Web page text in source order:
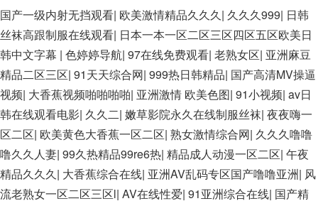
欧美3级网站 一区二区亚洲AV 精品九九九三级片 亚洲姑娘按摩
一级视频 女人叉开让人桶视频在线看 久久精品黄色国产 欧美一
级日韩精品一在线 亚洲成人网站在线视频播放 粉嫩视频免费在
线播放 欧美黄片免费视频在线 最新亚洲aV网站在线观看 日本强
暴一区 国产熟人AV一二三区 观看性高潮在线播放网站 日本人
妻交换偷拍视频 国产激情免费网站 久久一日黄色电影 精品人妻
无码一区二区三区狼群 一级二级久久久久 国产乱淫视频久久久
久 久久黄色AV网站 久久亚洲A片COM人成A 日韩在线中文字幕
91 肏屄啪啪五月 一级a爱无码 亚洲激情自拍偷拍-国产... 亚洲啪
啪综合av一区 亚洲成人噜噜噜噜噜 ,91精品国产91久久久久久
国产一级内射无挡观看| 欧美激情精品久久久| 久久久999| 日韩
丝袜高跟制服在线观看| 日本一本一区二区三区四区五区欧美日
韩中文字幕 | 色婷婷导航| 97在线免费观看| 老熟女区| 亚洲麻豆
精品二区三区| 91天天综合网| 999热日韩精品| 国产高清MV操逼
视频| 大香蕉视频啪啪啪啪| 亚洲激情 欧美色图| 91小视频| av日
韩在线观看电影| 久久二| 嫩草影院永久在线制服丝袜| 夜夜嗨一
区二区| 欧美黄色大香蕉一区二区| 熟女激情综合网| 久久久噜噜
噜久久人妻| 99久热精品99re6热| 精品成人动漫一区二区| 午夜
精品久久久| 大香蕉综合在线| 亚洲AV乱码专区国产噜噜亚洲| 风
流老熟女一区二区三区l| AV在线性爱| 91亚洲综合在线| 国产精